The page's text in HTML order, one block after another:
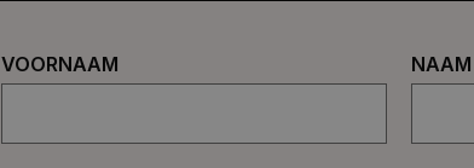
VOORNAAM NAAM